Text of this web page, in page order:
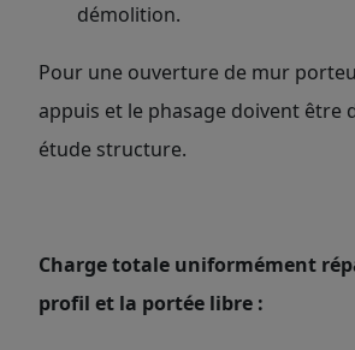
démolition.
Pour une ouverture de mur
appuis et le phasage doivent être
étude structure.
Charge totale uniformément
profil et la portée libre :